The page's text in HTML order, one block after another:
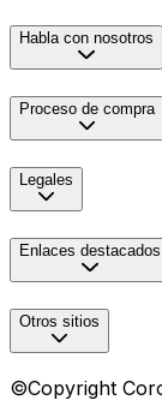
Habla con nosotros
Proceso de compra
Legales
Enlaces destacados
Otros sitios
©Copyright